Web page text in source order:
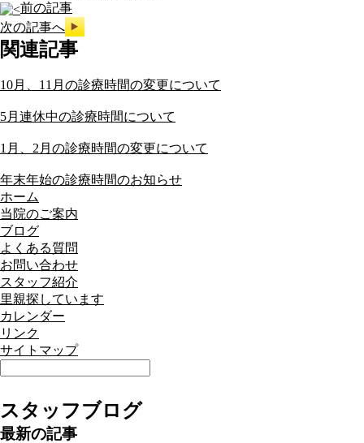
前の記事
次の記事へ
関連記事
10月、11月の診療時間の変更について
5月連休中の診療時間について
1月、2月の診療時間の変更について
年末年始の診療時間のお知らせ
ホーム
当院のご案内
ブログ
よくある質問
お問い合わせ
スタッフ紹介
里親探しています
カレンダー
リンク
サイトマップ
スタッフブログ
最新の記事